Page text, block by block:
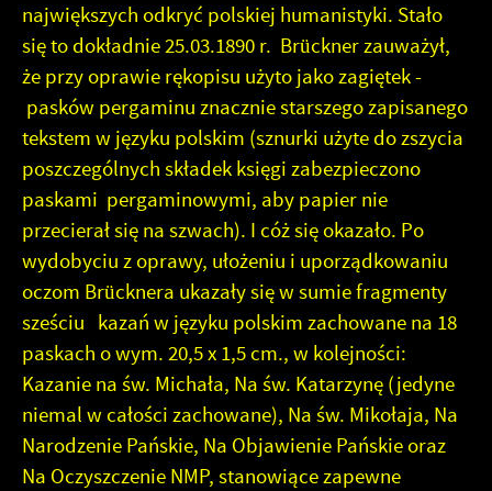
największych odkryć polskiej humanistyki. Stało
się to dokładnie 25.03.1890 r. Brückner zauważył,
że przy oprawie rękopisu użyto jako zagiętek -
pasków pergaminu znacznie starszego zapisanego
tekstem w języku polskim (sznurki użyte do zszycia
poszczególnych składek księgi zabezpieczono
paskami pergaminowymi, aby papier nie
przecierał się na szwach). I cóż się okazało. Po
wydobyciu z oprawy, ułożeniu i uporządkowaniu
oczom Brücknera ukazały się w sumie fragmenty
sześciu kazań w języku polskim zachowane na 18
paskach o wym. 20,5 x 1,5 cm., w kolejności:
Kazanie na św. Michała, Na św. Katarzynę (jedyne
niemal w całości zachowane), Na św. Mikołaja, Na
Narodzenie Pańskie, Na Objawienie Pańskie oraz
Na Oczyszczenie NMP, stanowiące zapewne